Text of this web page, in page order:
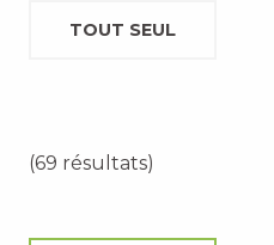
TOUT SEUL
(69 résultats)